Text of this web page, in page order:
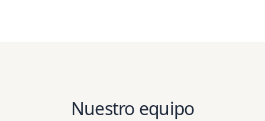
Nuestro equipo